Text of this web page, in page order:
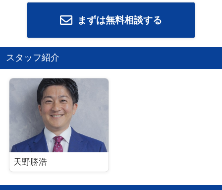
気持ちを理解した上で一緒に考え、不動産のプロとして
豊富な情報量と専門知識を持った宅地建物取引士として
地域に密着し、お客様一人ひとりを大切にする企業姿勢
でこれからも
多くの皆様から信頼される不動産のパートナーとして邁
進してまいります。
どうか引き続きお引き立てを賜りますようお願い申し上
げます。
代表取締役 天野 勝浩
まずは無料相談する
スタッフ紹介
天野勝浩